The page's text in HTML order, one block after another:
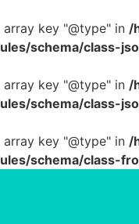
array key "@type" in /
schema/class-
array key "@type" in /
schema/class-
array key "@type" in /
schema/class-